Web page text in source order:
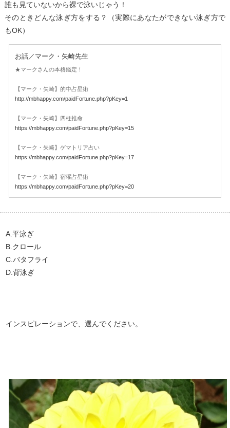
誰も見ていないから裸で泳いじゃう！
そのときどんな泳ぎ方をする？（実際にあなたができない泳ぎ方で
もOK）
お話／マーク・矢崎先生
★マークさんの本格鑑定！
【マーク・矢崎】的中占星術
http://mbhappy.com/paidFortune.php?pKey=1
【マーク・矢崎】四柱推命
https://mbhappy.com/paidFortune.php?pKey=15
【マーク・矢崎】ゲマトリア占い
https://mbhappy.com/paidFortune.php?pKey=17
【マーク・矢崎】宿曜占星術
https://mbhappy.com/paidFortune.php?pKey=20
A.平泳ぎ
B.クロール
C.バタフライ
D.背泳ぎ
インスピレーションで、選んでください。